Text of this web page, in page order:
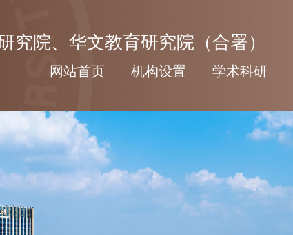
网站首页 机构设置 学术科研